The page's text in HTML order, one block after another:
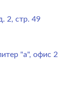
2, стр. 49
"a", офис 2